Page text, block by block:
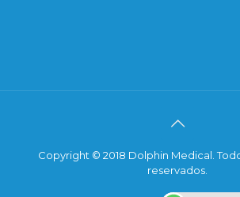
Copyright © 2018 Dolphin Medical.
reservados.